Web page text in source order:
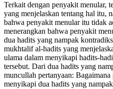
Terkait dengan penyakit menular,
yang menjelaskan tentang hal itu,
bahwa penyakit menular itu tidak
menerangkan bahwa penyakit
dua hadits yang nampak
mukhtalif al-hadits yang
ulama dalam menyikapi hadits-
tersebut. Dari dua hadits yang
muncullah pertanyaan: Bagaimana
menyikapi dua hadits yang